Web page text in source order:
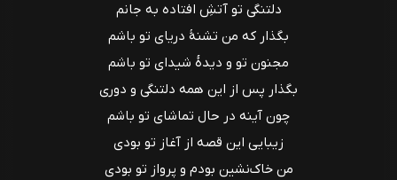
دلتنگی تو آتشِ افتاده به جانم
بگذار که من تشنهٔ دریای تو باشم
مجنون تو و دیدهٔ شیدای تو باشم
بگذار پس از این همه دلتنگی و دوری
چون آینه در حال تماشای تو باشم
زیبایی این قصه از آغاز تو بودی
من خاک‌نشین بودم و پرواز تو بودی